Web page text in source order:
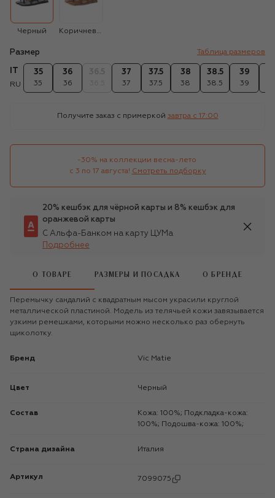
Черный Коричневый
Размер Таблица размеров
RU
35
35
36
36
37
37
37.5
37.5
38
38
38.5
38.5
39
39
Получите заказ с примеркой завтра c 17:00
-30% на коллекции весна-лето
с 3 по 17 августа! Смотреть подборку
20% кешбэк для чёрной карты и 8% кешбэк для
оранжевой карты
С Альфа-Банком на карту ЦУМа
Подробнее
О ТОВАРЕ РАЗМЕРЫ И ПОСАДКА О БРЕНДЕ
Перемычку сандалий с квадратным мысом украсили круглой
металлической пластиной. Модель из телячьей кожи завязывается
узкими ремешками, которыми можно несколько раз обернуть
щиколотку.
Бренд Vic Matie
Цвет Черный
Состав
Кожа: 100%; Подкладка-кожа:
100%; Подошва-кожа: 100%;
Страна дизайна Италия
Артикул 7099075